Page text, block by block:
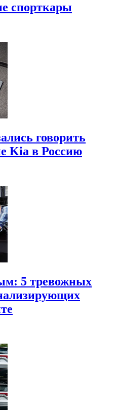
спорткары
говорить
Kia в Россию
5 тревожных